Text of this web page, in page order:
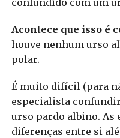
Acontece que isso é
houve nenhum urso
polar.
É muito difícil (para
especialista
urso pardo albino. As
diferenças entre si